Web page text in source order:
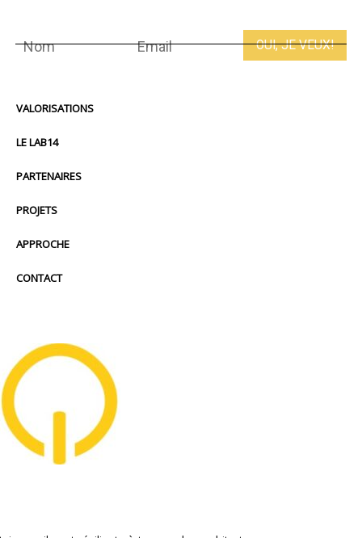
VALORISATIONS
LE LAB14
PARTENAIRES
PROJETS
APPROCHE
CONTACT